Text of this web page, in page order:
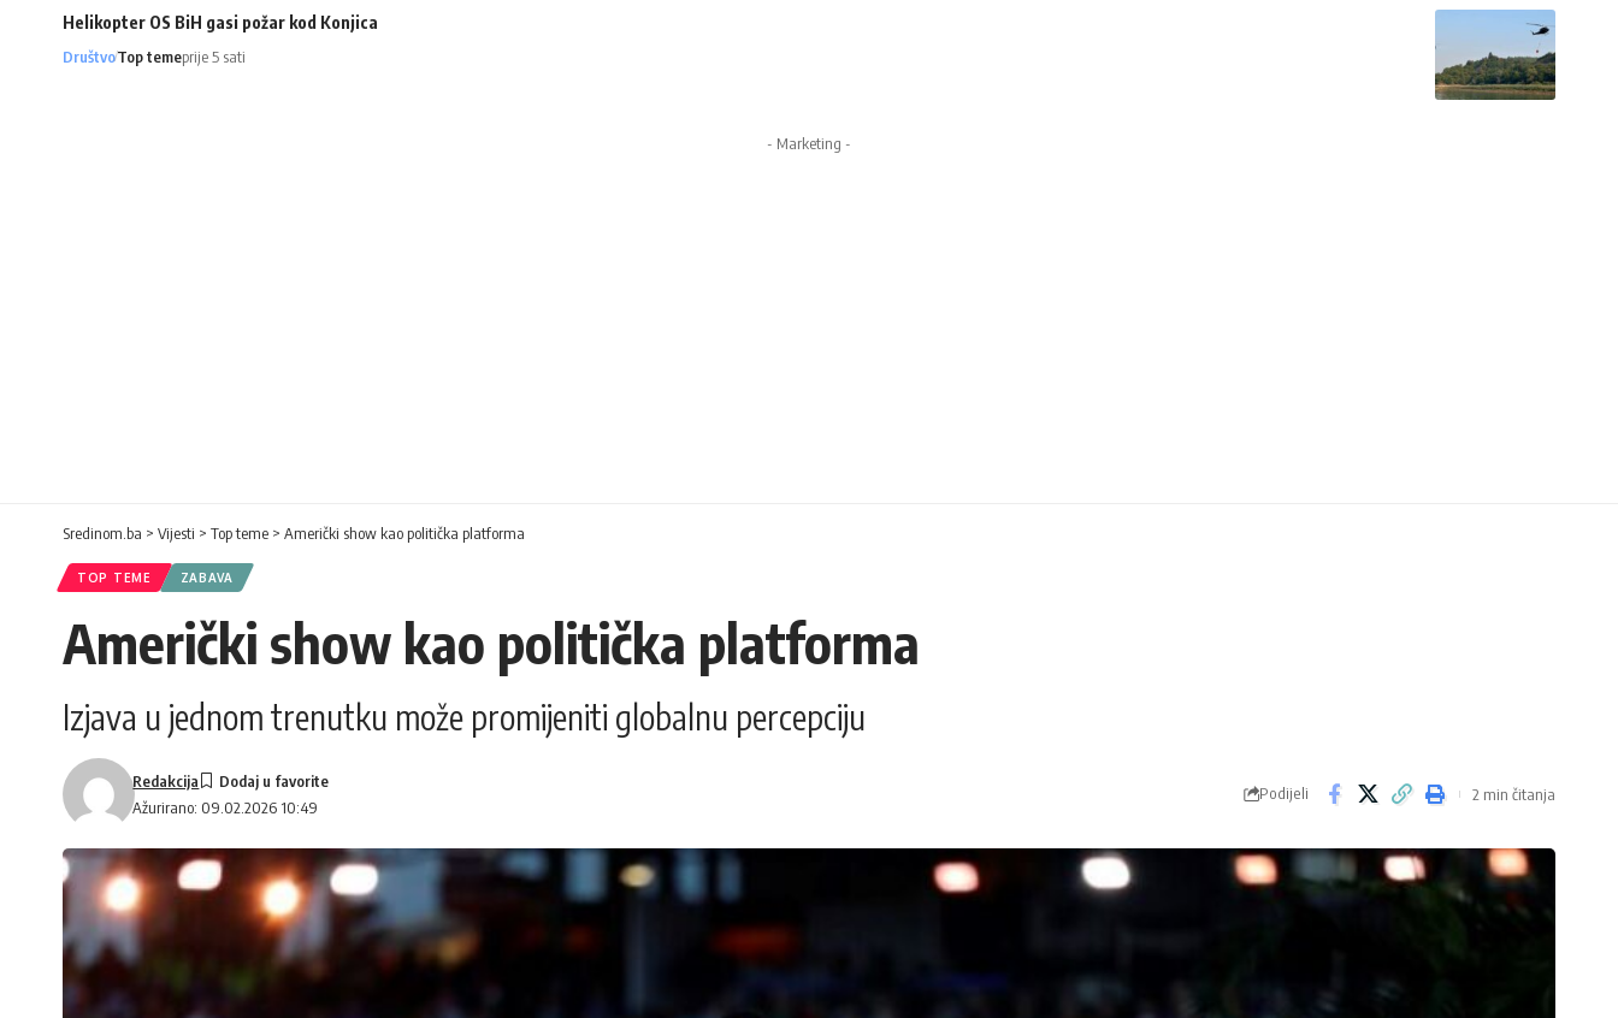
Helikopter OS BiH gasi požar kod Konjica
DruštvoTop temeprije 5 sati
- Marketing -
Sredinom.ba > Vijesti > Top teme > Američki show kao politička platforma
TOP TEME ZABAVA
Američki show kao politička platforma
Izjava u jednom trenutku može promijeniti globalnu percepciju
Ažurirano: 09.02.2026 10:49
Redakcija
Podijeli 2 min čitanja